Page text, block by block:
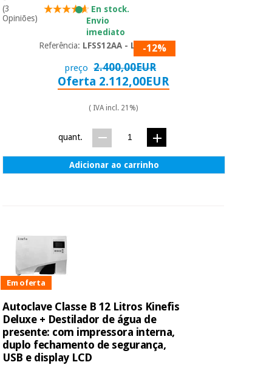
(3
Opiniões)
En stock.
Envio
imediato
Referência: LFSS12AA - LED-12%
preço 2.400,00EUR
Oferta 2.112,00EUR
( IVA incl. 21%)
quant.
Adicionar ao carrinho
Em oferta
Autoclave Classe B 12 Litros Kinefis
Deluxe + Destilador de água de
presente: com impressora interna,
duplo fechamento de segurança,
USB e display LCD